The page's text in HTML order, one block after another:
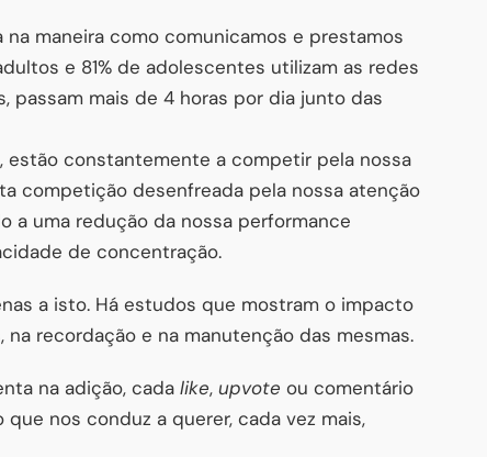
maneira como comunicamos e prestamos
e 81% de adolescentes utilizam as redes
passam mais de 4 horas por dia junto das
estão constantemente a competir pela nossa
competição desenfreada pela nossa atenção
a uma redução da nossa performance
de concentração.
a isto. Há estudos que mostram o impacto
recordação e na manutenção das mesmas.
na adição, cada like, upvote ou comentário
nos conduz a querer, cada vez mais,